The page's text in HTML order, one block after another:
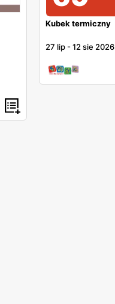
Kubek termiczny
27 lip -12 sie 2026